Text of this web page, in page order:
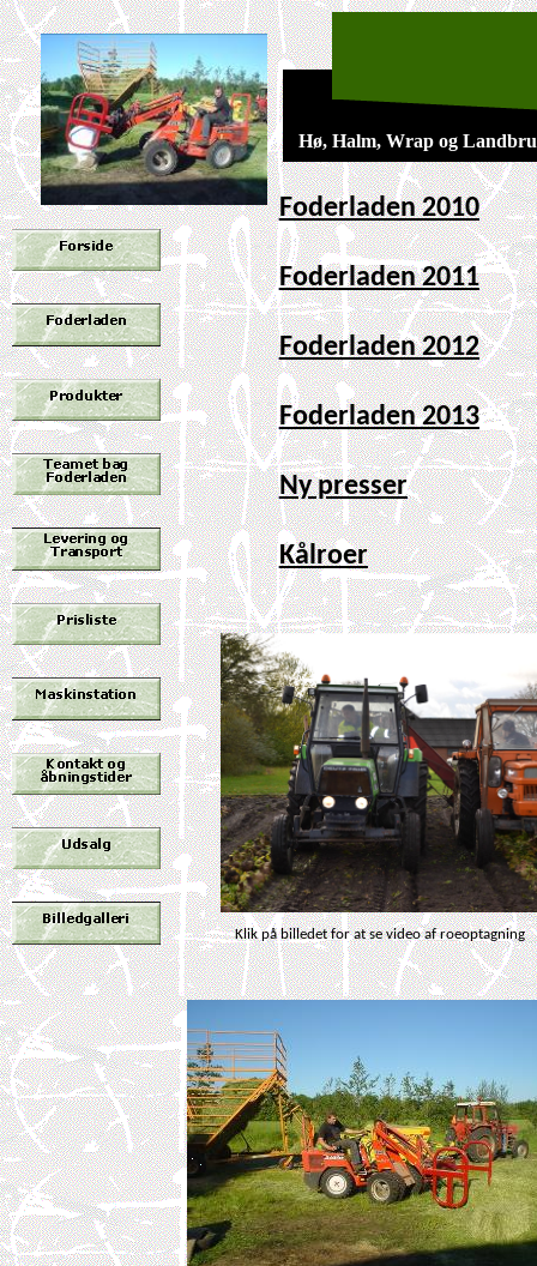
Hø, Halm, Wrap og
Foderladen 2010
Foderladen 2011
Foderladen 2012
Foderladen 2013
Ny presser
Kålroer
Klik på billedet for at se video af roeoptagning